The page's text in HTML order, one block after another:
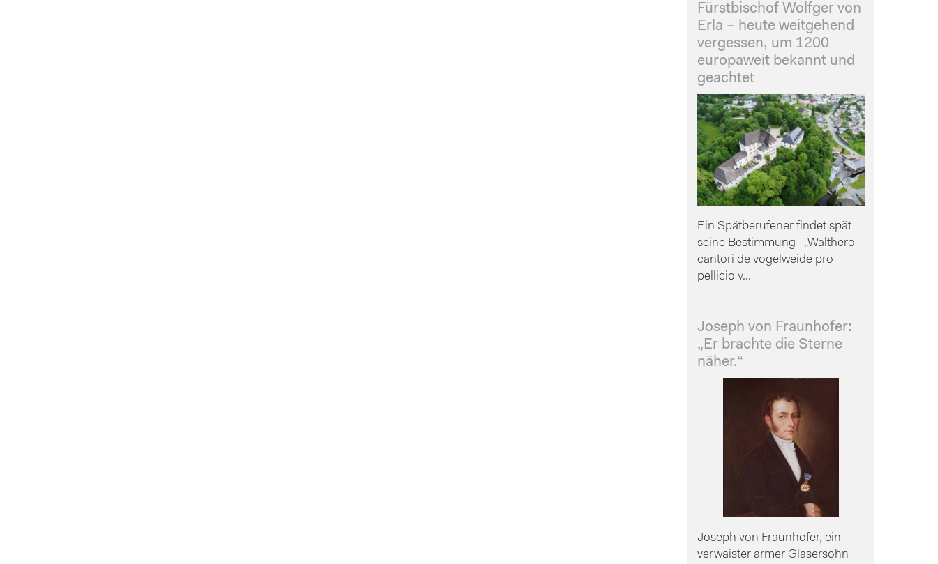
Fürstbischof Wolfger von
Erla – heute weitgehend
vergessen, um 1200
europaweit bekannt und
geachtet
Ein Spätberufener findet spät
seine Bestimmung „Walthero
cantori de vogelweide pro
pellicio v...
Joseph von Fraunhofer:
„Er brachte die Sterne
näher.“
Joseph von Fraunhofer, ein
verwaister armer Glasersohn